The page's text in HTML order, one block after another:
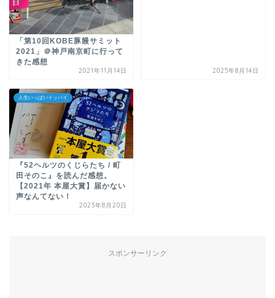
「第10回KOBE豚饅サミット
2021」＠神戸南京町に行って
きた感想
2021年11月14日 2025年8月14日
人生いっぱいイッパイ
『52ヘルツのくじらたち / 町
田そのこ』を読んだ感想。
【2021年 本屋大賞】届かない
声なんてない！
2023年8月20日
スポンサーリンク